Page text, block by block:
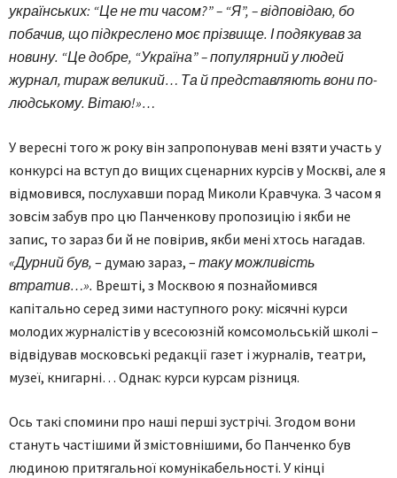
українських: “Це не ти часом?” – “Я”, – відповідаю, бо
побачив, що підкреслено моє прізвище. І подякував за
новину. “Це добре, “Україна” – популярний у людей
журнал, тираж великий… Та й представляють вони по-
людському. Вітаю!»…
У вересні того ж року він запропонував мені взяти участь у
конкурсі на вступ до вищих сценарних курсів у Москві, але я
відмовився, послухавши порад Миколи Кравчука. З часом я
зовсім забув про цю Панченкову пропозицію і якби не
запис, то зараз би й не повірив, якби мені хтось нагадав.
«Дурний був, – думаю зараз, – таку можливість
втратив…». Врешті, з Москвою я познайомився
капітально серед зими наступного року: місячні курси
молодих журналістів у всесоюзній комсомольській школі –
відвідував московські редакції газет і журналів, театри,
музеї, книгарні… Однак: курси курсам різниця.
Ось такі спомини про наші перші зустрічі. Згодом вони
стануть частішими й змістовнішими, бо Панченко був
людиною притягальної комунікабельності. У кінці